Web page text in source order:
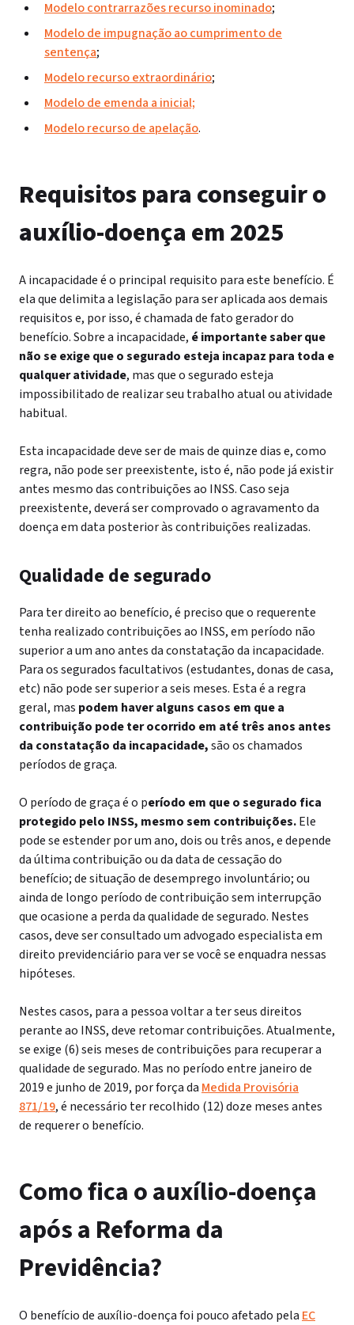
Modelo contrarrazões recurso inominado;
Modelo de impugnação ao cumprimento de
sentença;
Modelo recurso extraordinário;
Modelo de emenda a inicial;
Modelo recurso de apelação.
Requisitos para conseguir o
auxílio-doença em 2025
A incapacidade é o principal requisito para este benefício. É
ela que delimita a legislação para ser aplicada aos demais
requisitos e, por isso, é chamada de fato gerador do
benefício.Sobre a incapacidade, é importante saber que
não se exige que o segurado esteja incapaz para toda e
qualquer atividade, mas que o segurado esteja
impossibilitado de realizar seu trabalho atual ou atividade
habitual.
Esta incapacidade deve ser de mais de quinze dias e, como
regra, não pode ser preexistente, isto é, não pode já existir
antes mesmo das contribuições ao INSS. Caso seja
preexistente, deverá ser comprovado o agravamento da
doença em data posterior às contribuições realizadas.
Qualidade de segurado
Para ter direito ao benefício, é preciso que o requerente
tenha realizado contribuições ao INSS, em período não
superior a um ano antes da constatação da incapacidade.
Para os segurados facultativos (estudantes, donas de casa,
etc) não pode ser superior a seis meses. Esta é a regra
geral, mas podem haver alguns casos em que a
contribuição pode ter ocorrido em até três anos antes
da constatação da incapacidade,são os chamados
períodos de graça.
O período de graça é o período em que o segurado fica
protegido pelo INSS, mesmo sem contribuições.Ele
pode se estender por um ano, dois ou três anos, e depende
da última contribuição ou da data de cessação do
benefício; de situação de desemprego involuntário; ou
ainda de longo período de contribuição sem interrupção
que ocasione a perda da qualidade de segurado. Nestes
casos, deve ser consultado um advogado especialista em
direito previdenciário para ver se você se enquadra nessas
hipóteses.
Nestes casos, para a pessoa voltar a ter seus direitos
perante ao INSS, deve retomar contribuições. Atualmente,
se exige (6) seis meses de contribuições para recuperar a
qualidade de segurado. Mas no período entre janeiro de
2019 e junho de 2019, por força da Medida Provisória
871/19, é necessário ter recolhido (12) doze meses antes
de requerer o benefício.
Como fica o auxílio-doença
após a Reforma da
Previdência?
O benefício de auxílio-doença foi pouco afetado pela EC